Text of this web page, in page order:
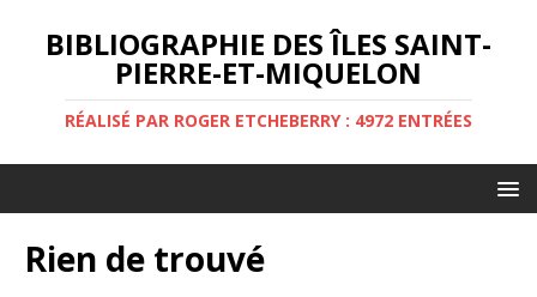
BIBLIOGRAPHIE DES ÎLES SAINT-
PIERRE-ET-MIQUELON
RÉALISÉ PAR ROGER ETCHEBERRY : 4972 ENTRÉES
Rien de trouvé